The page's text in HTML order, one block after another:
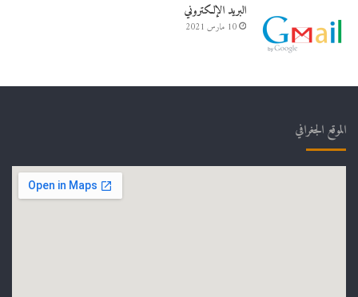
البريد الإلكتروني
10 مارس 2021
الموقع الجغرافي